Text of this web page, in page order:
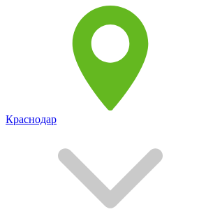
Краснодар